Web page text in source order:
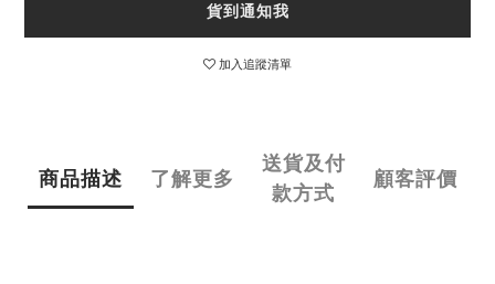
貨到通知我
加入追蹤清單
商品描述 了解更多
送貨及付
款方式
顧客評價